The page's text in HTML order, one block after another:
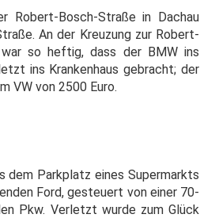
Robert-Bosch-Straße in Dachau
An der Kreuzung zur Robert-
so heftig, dass der BMW ins
ins Krankenhaus gebracht; der
VW von 2500 Euro.
dem Parkplatz eines Supermarkts
Ford, gesteuert von einer 70-
Pkw. Verletzt wurde zum Glück